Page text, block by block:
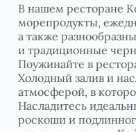
В нашем ресторане
морепродукты,
а также
и традиционные
Поужинайте в
Холодный залив и
атмосферой, в
Насладитесь
роскоши и